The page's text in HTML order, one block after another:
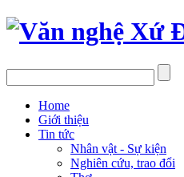
Home
Giới thiệu
Tin tức
Nhân vật - Sự kiện
Nghiên cứu, trao đổi